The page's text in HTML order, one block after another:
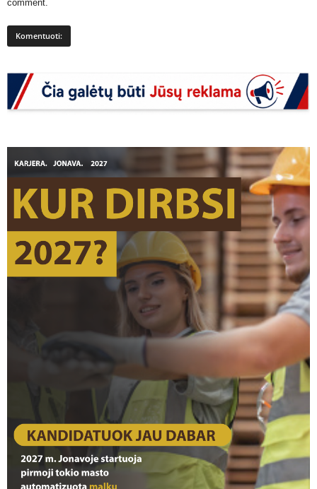
comment.